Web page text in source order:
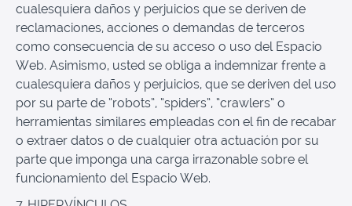
cualesquiera daños y perjuicios que se deriven de
reclamaciones, acciones o demandas de terceros
como consecuencia de su acceso o uso del Espacio
Web. Asimismo, usted se obliga a indemnizar frente a
cualesquiera daños y perjuicios, que se deriven del uso
por su parte de “robots”, “spiders”, “crawlers” o
herramientas similares empleadas con el fin de recabar
o extraer datos o de cualquier otra actuación por su
parte que imponga una carga irrazonable sobre el
funcionamiento del Espacio Web.